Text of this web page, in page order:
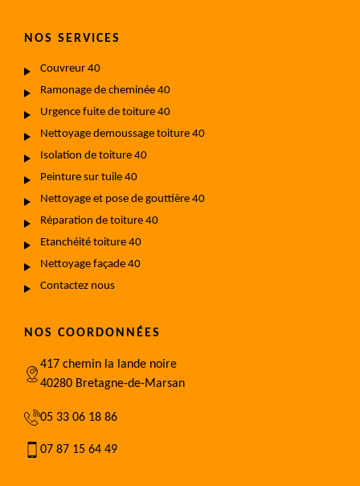
NOS SERVICES
Couvreur 40
Ramonage de cheminée 40
Urgence fuite de toiture 40
Nettoyage demoussage toiture 40
Isolation de toiture 40
Peinture sur tuile 40
Nettoyage et pose de gouttière 40
Réparation de toiture 40
Etanchéité toiture 40
Nettoyage façade 40
Contactez nous
NOS COORDONNÉES
417 chemin la lande noire
40280 Bretagne-de-Marsan
05 33 06 18 86
07 87 15 64 49